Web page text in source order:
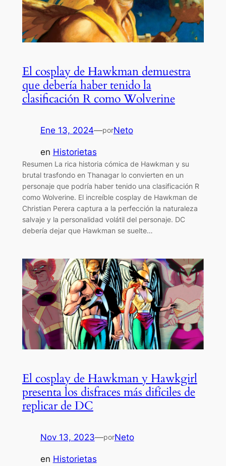
El cosplay de Hawkman demuestra
que debería haber tenido la
clasificación R como Wolverine
Ene 13, 2024—porNeto
en Historietas
Resumen La rica historia cómica de Hawkman y su
brutal trasfondo en Thanagar lo convierten en un
personaje que podría haber tenido una clasificación R
como Wolverine. El increíble cosplay de Hawkman de
Christian Perera captura a la perfección la naturaleza
salvaje y la personalidad volátil del personaje. DC
debería dejar que Hawkman se suelte…
El cosplay de Hawkman y Hawkgirl
presenta los disfraces más difíciles de
replicar de DC
Nov 13, 2023—porNeto
en Historietas